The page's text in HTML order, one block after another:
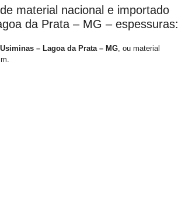
material nacional e importado
da Prata – MG – espessuras:
– Lagoa da Prata – MG, ou material